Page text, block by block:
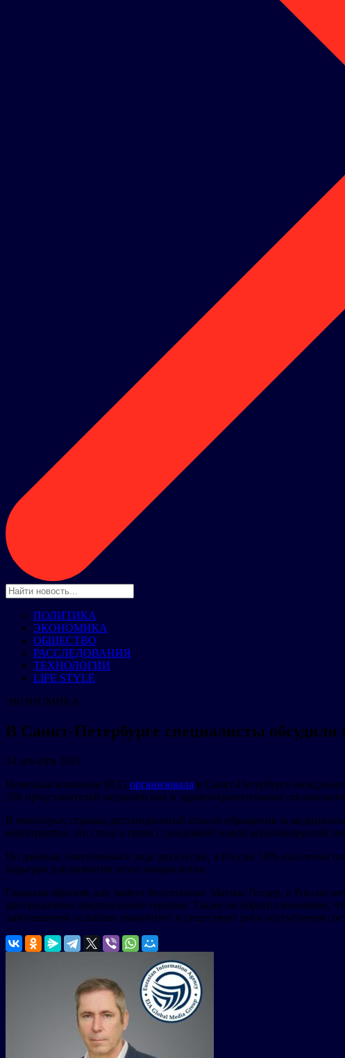
ПОЛИТИКА
ЭКОНОМИКА
ОБЩЕСТВО
РАССЛЕДОВАНИЯ
ТЕХНОЛОГИИ
LIFE STYLE
ЭКОНОМИКА
В Санкт-Петербурге специалисты
24 декабря 2021
Немецкая компания BCG организовала в Санкт-Петербурге
200 представителей медицинских и здравоохранительных
В некоторых странах дистанционный способ обращения за
мероприятия, это стало в связи с пандемией новой коронавирусной
По данным, озвученным в ходе дискуссии, в России 10% населения
барьеров для развития этого направления.
Главным образом, как заявил биотехнолог Матиас Гехдер, в России
дистанционно предписанной терапии. Также он обратил внимание,
заболеванием ослаблен иммунитет и существует риск усугубления